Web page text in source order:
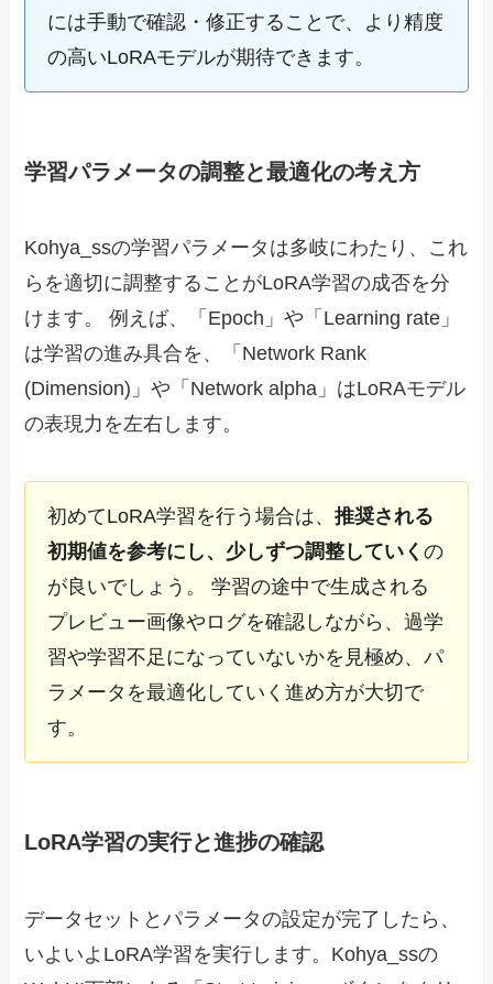
には手動で確認・修正することで、より精度
の高いLoRAモデルが期待できます。
学習パラメータの調整と最適化の考え方
Kohya_ssの学習パラメータは多岐にわたり、これ
らを適切に調整することがLoRA学習の成否を分
けます。 例えば、「Epoch」や「Learning rate」
は学習の進み具合を、「Network Rank
(Dimension)」や「Network alpha」はLoRAモデル
の表現力を左右します。
初めてLoRA学習を行う場合は、推奨される
初期値を参考にし、少しずつ調整していくの
が良いでしょう。 学習の途中で生成される
プレビュー画像やログを確認しながら、過学
習や学習不足になっていないかを見極め、パ
ラメータを最適化していく進め方が大切で
す。
LoRA学習の実行と進捗の確認
データセットとパラメータの設定が完了したら、
いよいよLoRA学習を実行します。Kohya_ssの